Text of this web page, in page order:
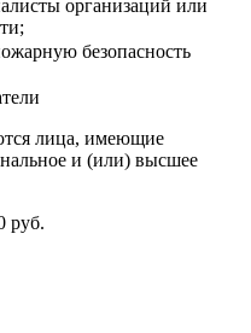
организаций или
безопасность
лица, имеющие
и (или) высшее
руб.